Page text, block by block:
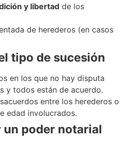
y libertad de los
de herederos (en casos
tipo de sucesión
en los que no hay disputa
y todos están de acuerdo.
entre los herederos o
edad involucrados.
un poder notarial